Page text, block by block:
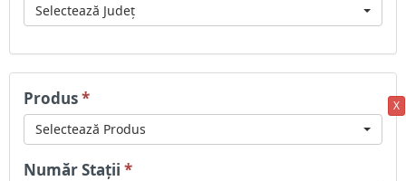
Selectează Județ
Produs*
Selectează Produs
Număr Stații *
X